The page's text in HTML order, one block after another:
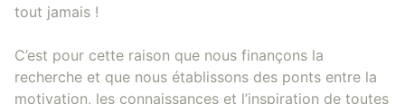
tout jamais !
C’est pour cette raison que nous finançons la
recherche et que nous établissons des ponts entre la
motivation, les connaissances et l’inspiration de toutes